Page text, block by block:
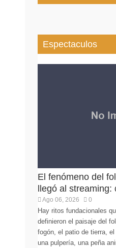
Espectaculos
El fenómeno del
llegó al streaming:
Ago 06, 2026 0
Hay ritos fundacionales
definieron el paisaje del
fogón, el patio de tierra,
una pulpería, una peña